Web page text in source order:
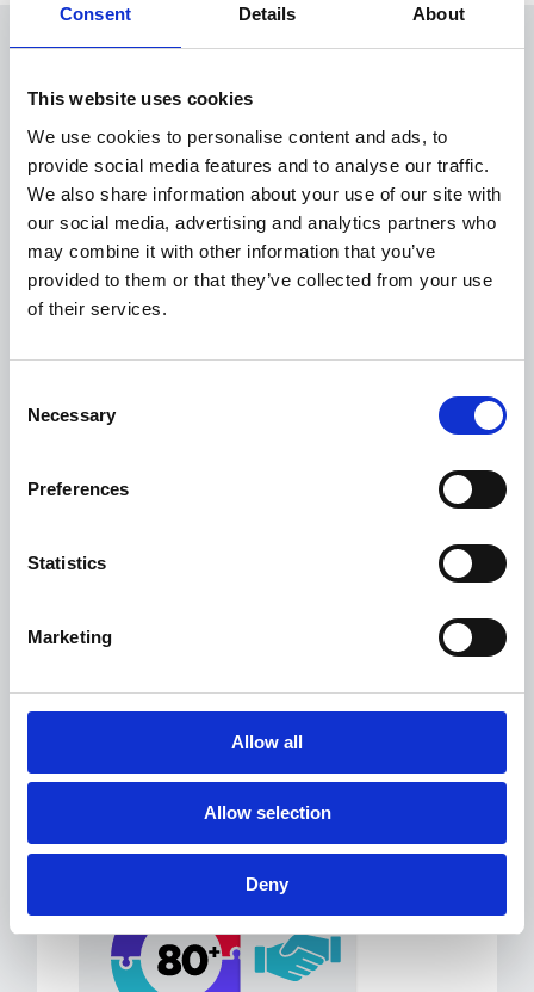
Consent Details About
This website uses cookies
We use cookies to personalise content and ads, to
provide social media features and to analyse our traffic.
We also share information about your use of our site with
our social media, advertising and analytics partners who
may combine it with other information that you’ve
provided to them or that they’ve collected from your use
of their services.
Selection
Necessary
Preferences
Statistics
Marketing
Allow all
Allow selection
Deny
COLLAUDATO, AFFIDABILE,
PROGETTATO PER LA CRESCITA
Il vantaggio Esker
Oltre 3.000 clienti in più di
affidabilità di livello enterprise.